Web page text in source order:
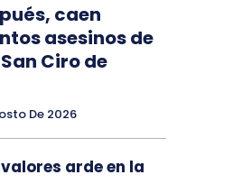
caen
asesinos de
Ciro de
De 2026
arde en la